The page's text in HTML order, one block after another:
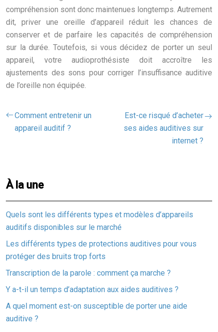
compréhension sont donc maintenues longtemps. Autrement
dit, priver une oreille d’appareil réduit les chances de
conserver et de parfaire les capacités de compréhension
sur la durée. Toutefois, si vous décidez de porter un seul
appareil, votre audioprothésiste doit accroître les
ajustements des sons pour corriger l’insuffisance auditive
de l’oreille non équipée.
Comment entretenir un
appareil auditif ?
Est-ce risqué d’acheter
ses aides auditives sur
internet ?
À la une
Quels sont les différents types et modèles d’appareils
auditifs disponibles sur le marché
Les différents types de protections auditives pour vous
protéger des bruits trop forts
Transcription de la parole : comment ça marche ?
Y a-t-il un temps d’adaptation aux aides auditives ?
A quel moment est-on susceptible de porter une aide
auditive ?